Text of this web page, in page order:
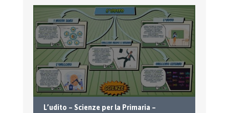
L’udito – Scienze per la Primaria –